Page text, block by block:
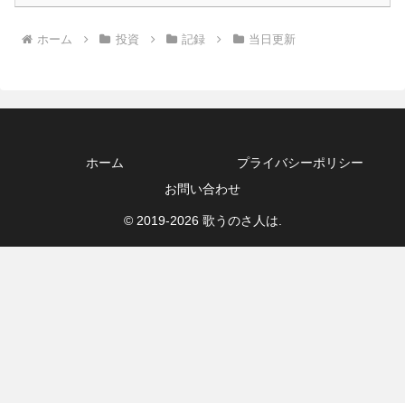
ホーム 投資 記録 当日更新
ホーム
プライバシーポリシー
お問い合わせ
© 2019-2026 歌うのさ人は.